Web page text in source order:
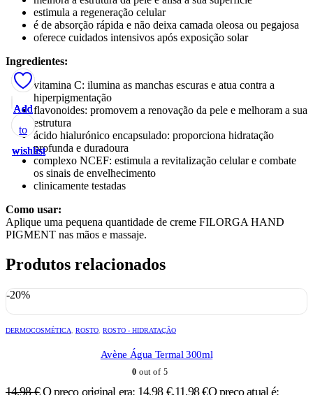
estimula a regeneração celular
é de absorção rápida e não deixa camada oleosa ou pegajosa
oferece cuidados intensivos após exposição solar
Ingredientes:
vitamina C: ilumina as manchas escuras e atua contra a
hiperpigmentação
flavonoides: promovem a renovação da pele e melhoram a sua
estrutura
ácido hialurónico encapsulado: proporciona hidratação
profunda e duradoura
complexo NCEF: estimula a revitalização celular e combate
os sinais de envelhecimento
clinicamente testadas
Como usar:
Aplique uma pequena quantidade de creme FILORGA HAND
PIGMENT nas mãos e massaje.
Produtos relacionados
-20%
Add
to
wishlist
DERMOCOSMÉTICA, ROSTO, ROSTO - HIDRATAÇÃO
Avène Água Termal 300ml
0 out of 5
14,98€ O preço original era: 14,98 €.11,98€O preço atual é:
Add
to
wishlist
Add
to
wishlist
Add
to
wishlist
Add
to
wishlist